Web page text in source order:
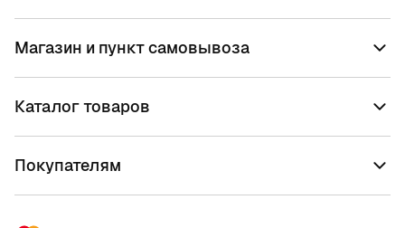
Магазин и пункт самовывоза
Каталог товаров
Покупателям